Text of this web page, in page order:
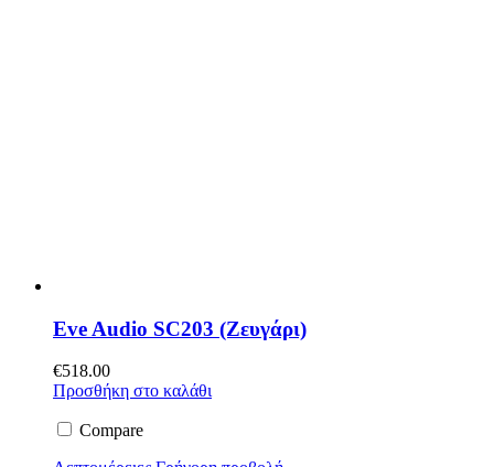
Eve Audio SC203 (Ζευγάρι)
€518.00
Προσθήκη στο καλάθι
Compare